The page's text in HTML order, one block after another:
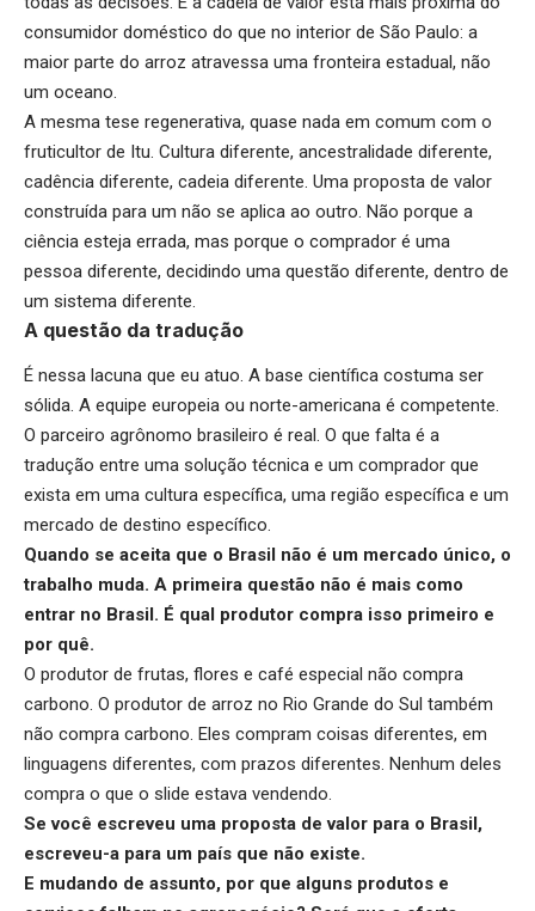
consumidor doméstico do que no interior de São Paulo: a
maior parte do arroz atravessa uma fronteira estadual, não
um oceano.
A mesma tese regenerativa, quase nada em comum com o
fruticultor de Itu. Cultura diferente, ancestralidade diferente,
cadência diferente, cadeia diferente. Uma proposta de valor
construída para um não se aplica ao outro. Não porque a
ciência esteja errada, mas porque o comprador é uma
pessoa diferente, decidindo uma questão diferente, dentro de
um sistema diferente.
A questão da tradução
É nessa lacuna que eu atuo. A base científica costuma ser
sólida. A equipe europeia ou norte-americana é competente.
O parceiro agrônomo brasileiro é real. O que falta é a
tradução entre uma solução técnica e um comprador que
exista em uma cultura específica, uma região específica e um
mercado de destino específico.
Quando se aceita que o Brasil não é um mercado único, o
trabalho muda. A primeira questão não é mais como
entrar no Brasil. É qual produtor compra isso primeiro e
por quê.
O produtor de frutas, flores e café especial não compra
carbono. O produtor de arroz no Rio Grande do Sul também
não compra carbono. Eles compram coisas diferentes, em
linguagens diferentes, com prazos diferentes. Nenhum deles
compra o que o slide estava vendendo.
Se você escreveu uma proposta de valor para o Brasil,
escreveu-a para um país que não existe.
E mudando de assunto, por que alguns produtos e